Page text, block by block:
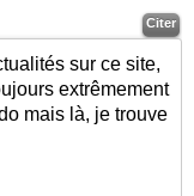
Citer
sur ce site,
extrêmement
mais là, je trouve